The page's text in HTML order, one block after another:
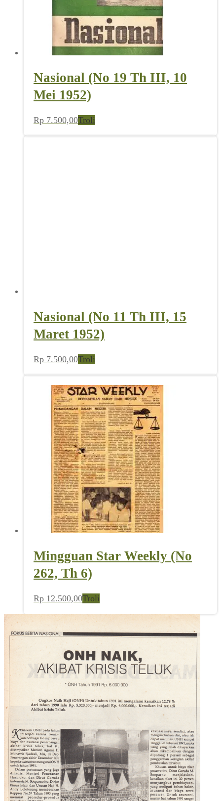
Nasional (No 19 Th III, 10
Mei 1952)
Rp 7.500,00Troli
Nasional (No 11 Th III, 15
Maret 1952)
Rp 7.500,00Troli
Mingguan Star Weekly (No
262, Th 6)
Rp 12.500,00Troli